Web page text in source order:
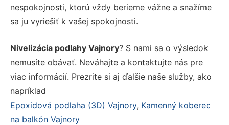
nespokojnosti, ktorú vždy berieme vážne a snažíme
sa ju vyriešiť k vašej spokojnosti.
Nivelizácia podlahy Vajnory? S nami sa o výsledok
nemusíte obávať. Neváhajte a kontaktujte nás pre
viac informácií. Prezrite si aj ďalšie naše služby, ako
napríklad
Epoxidová podlaha (3D) Vajnory, Kamenný koberec
na balkón Vajnory